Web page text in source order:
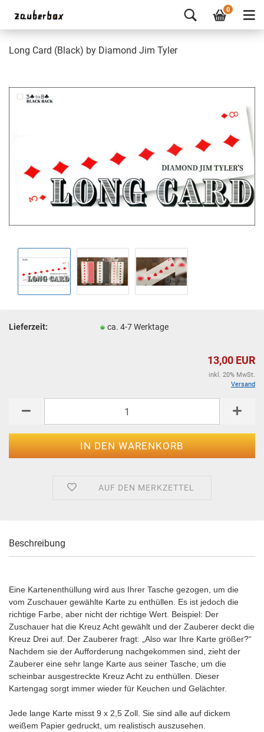
0
Long Card (Black) by Diamond Jim Tyler
Lieferzeit: ca. 4-7 Werktage
13,00 EUR
inkl. 20% MwSt.
Versand
AUF DEN MERKZETTEL
Beschreibung
Eine Kartenenthüllung wird aus Ihrer Tasche gezogen, um die
vom Zuschauer gewählte Karte zu enthüllen. Es ist jedoch die
richtige Farbe, aber nicht der richtige Wert. Beispiel: Der
Zuschauer hat die Kreuz Acht gewählt und der Zauberer deckt die
Kreuz Drei auf. Der Zauberer fragt: „Also war Ihre Karte größer?“
Nachdem sie der Aufforderung nachgekommen sind, zieht der
Zauberer eine sehr lange Karte aus seiner Tasche, um die
scheinbar ausgestreckte Kreuz Acht zu enthüllen. Dieser
Kartengag sorgt immer wieder für Keuchen und Gelächter.
Jede lange Karte misst 9 x 2,5 Zoll. Sie sind alle auf dickem
weißem Papier gedruckt, um realistisch auszusehen.